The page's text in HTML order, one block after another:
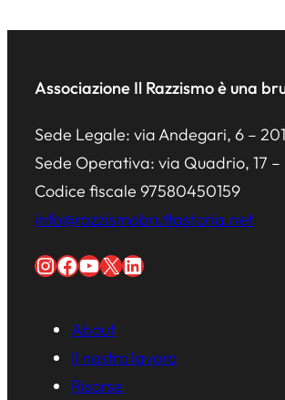
Associazione Il Razzismo è una
Sede Legale: via Andegari, 6 –
Sede Operativa: via Quadrio, 17
Codice fiscale 97580450159
info@razzismobruttastoria.net
InstagramFacebook YouTube X LinkedIn
About
Il nostro lavoro
Risorse